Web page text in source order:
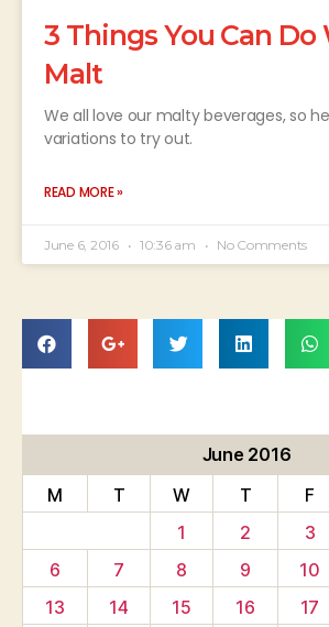
3 Things You Can
Malt
We all love our malty beverages, so
variations to try out.
READ MORE »
June 6, 2016 10:36 am No Comments
June 2016
M
T W T F
1
2 3
6
7 8 9 10
13
14 15 16 17